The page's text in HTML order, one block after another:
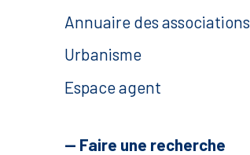
Annuaire des associations
Urbanisme
Espace agent
— Faire une recherche